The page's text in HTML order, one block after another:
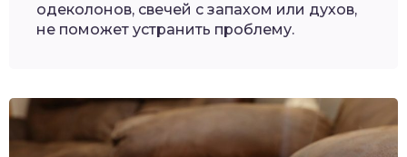
одеколонов, свечей с запахом или духов,
не поможет устранить проблему.